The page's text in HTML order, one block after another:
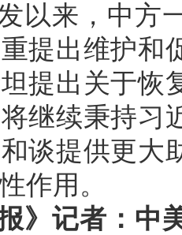
以来，中方
提出维护和
提出关于恢
继续秉持习
谈提供更大
作用。
报》记者：